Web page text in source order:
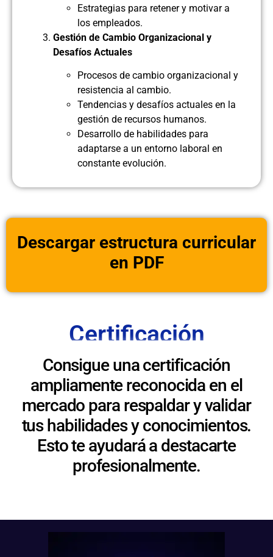
Estrategias para retener y motivar a
los empleados.
Gestión de Cambio Organizacional y
Desafíos Actuales
Procesos de cambio organizacional y
resistencia al cambio.
Tendencias y desafíos actuales en la
gestión de recursos humanos.
Desarrollo de habilidades para
adaptarse a un entorno laboral en
constante evolución.
Descargar estructura curricular
en PDF
Certificación
Consigue una certificación
ampliamente reconocida en el
mercado para respaldar y validar
tus habilidades y conocimientos.
Esto te ayudará a destacarte
profesionalmente.